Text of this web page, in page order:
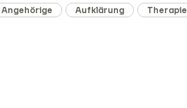
Angehörige Aufklärung Therapie